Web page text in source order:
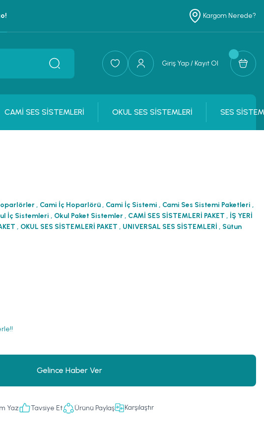
Kargom Nerede?
Giriş Yap / Kayıt Ol
CAMİ SES SİSTEMLERİ OKUL SES SİSTEMLERİ SES
, Cami İç Hoparlörü, Cami İç Sistemi , Cami Ses Sistemi Paketleri ,
İç Sistemleri , Okul Paket Sistemler, CAMİ SES SİSTEMLERİ PAKET , İŞ YERİ
, OKUL SES SİSTEMLERİ PAKET , UNIVERSAL SES SİSTEMLERİ , Sütun
Gelince Haber Ver
Yaz Tavsiye Et Ürünü Paylaş Karşılaştır